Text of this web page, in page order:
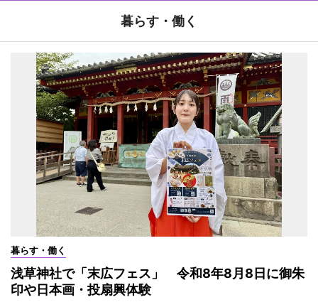
暮らす・働く
暮らす・働く
浅草神社で「末広フェス」 令和8年8月8日に御朱
印や日本画・投扇興体験